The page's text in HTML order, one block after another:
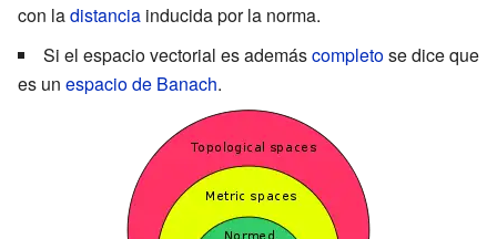
con ladistancia inducida por la norma.
Si el espacio vectorial es ademáscompletose dice que
es un espacio de Banach.